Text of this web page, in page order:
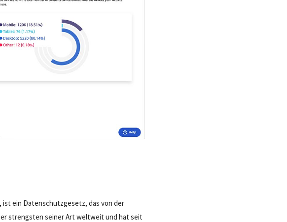
ist ein Datenschutzgesetz, das von der
strengsten seiner Art weltweit und hat seit